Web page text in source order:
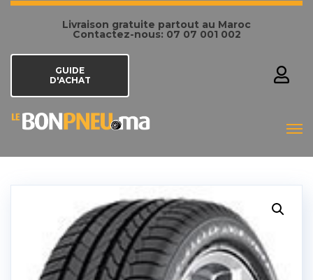
Livraison gratuite partout au Maroc
Contactez-nous: 07 07 001 002
GUIDE
D'ACHAT